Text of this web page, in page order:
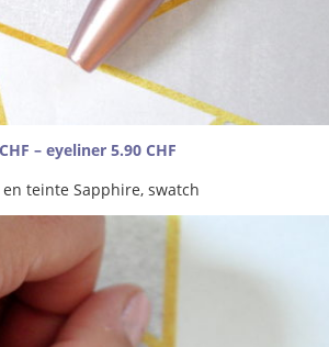
– eyeliner 5.90 CHF
teinte Sapphire, swatch